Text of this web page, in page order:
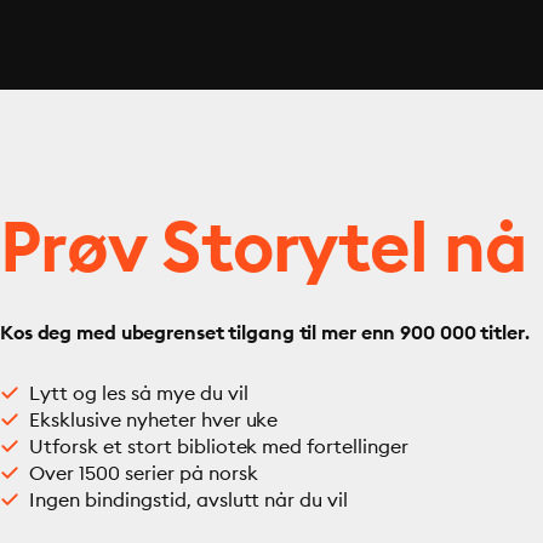
Prøv Storytel nå
Kos deg med ubegrenset tilgang til mer enn 900 000 titler.
Lytt og les så mye du vil
Eksklusive nyheter hver uke
Utforsk et stort bibliotek med fortellinger
Over 1500 serier på norsk
Ingen bindingstid, avslutt når du vil